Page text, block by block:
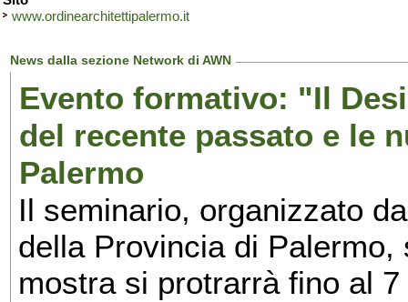
www.ordinearchitettipalermo.it
News dalla sezione Network di AWN
Evento formativo: "Il
del recente passato e le
Palermo
Il seminario, organizzato
della Provincia di
mostra si protrarrà fino al